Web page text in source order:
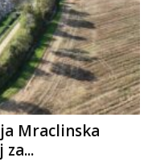
Mraclinska